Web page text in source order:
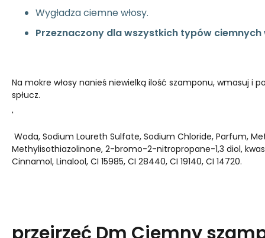
Wygładza ciemne włosy.
Przeznaczony dla wszystkich typów ciemnych
Na mokre włosy nanieś niewielką ilość szamponu, wmasuj i
spłucz.
'
Woda, Sodium Loureth Sulfate, Sodium Chloride, Parfum,
Methylisothiazolinone, 2-bromo-2-nitropropane-1,3 diol,
Cinnamol, Linalool, CI 15985, CI 28440, CI 19140, CI 14720.